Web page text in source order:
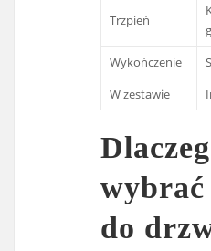
Trzpień
Wykończenie
W zestawie
wybrać
do